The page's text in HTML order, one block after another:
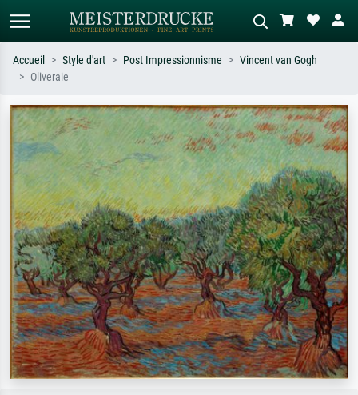
Recherchez par artiste, titre ou style –
ex. Monet, Nuit étoilée,
impressionnisme, vague de Hokusai,
nu.
Décrivez la scène – ex. prairie verte,
abstrait avec beaucoup de rouge,
tableau sombre, nu debout près d'un
arbre.
Accueil Style d'art Post Impressionnisme
Vincent van Gogh
Oliveraie